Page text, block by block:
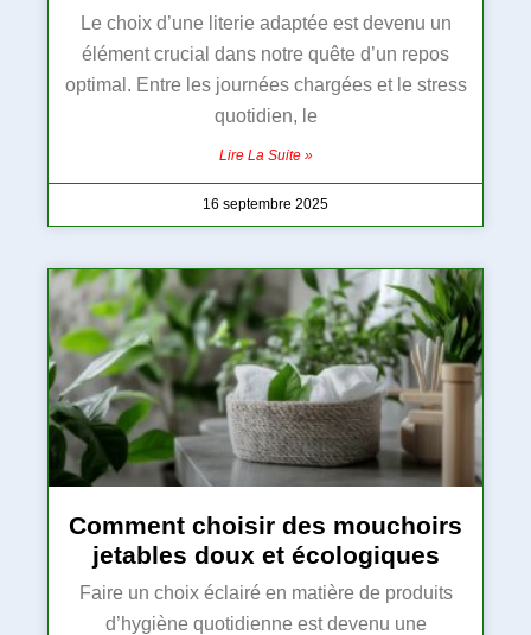
Le choix d’une literie adaptée est devenu un
élément crucial dans notre quête d’un repos
optimal. Entre les journées chargées et le stress
quotidien, le
Lire La Suite »
16 septembre 2025
Comment choisir des mouchoirs
jetables doux et écologiques
Faire un choix éclairé en matière de produits
d’hygiène quotidienne est devenu une